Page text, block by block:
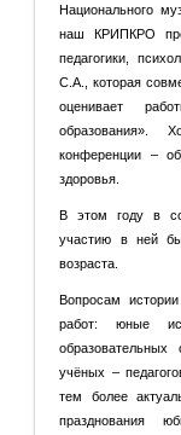
Национального
наш КРИПКРО
педагогики,
С.А., которая
оценивает
образования».
конференции –
здоровья.
В этом году в
участию в ней
возраста.
Вопросам
работ: юные
образовательных
учёных –
тем более
празднования